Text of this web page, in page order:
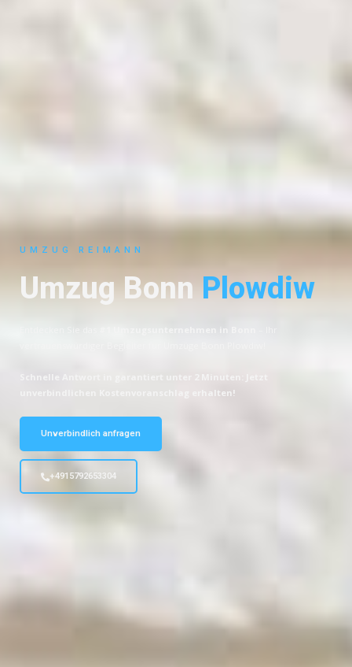
UMZUG REIMANN
Umzug BonnPlowdiw
#1 Umzugsunternehmen in Bonn
Schnelle Antwort in garantiert unter 2 Minuten: Jetzt
unverbindlichen Kostenvoranschlag erhalten!
Unverbindlich anfragen
+4915792653304